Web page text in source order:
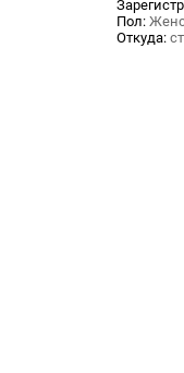
Пол:
Откуда: